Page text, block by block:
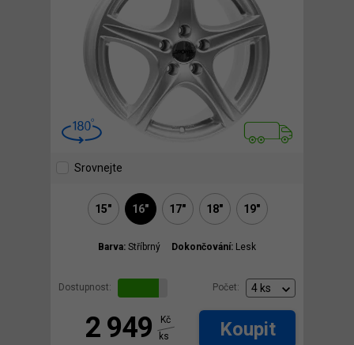
Srovnejte
15" 16" 17" 18" 19"
Barva: Stříbrný Dokončování: Lesk
Dostupnost: Počet:
2 949
Kč
ks
Koupit